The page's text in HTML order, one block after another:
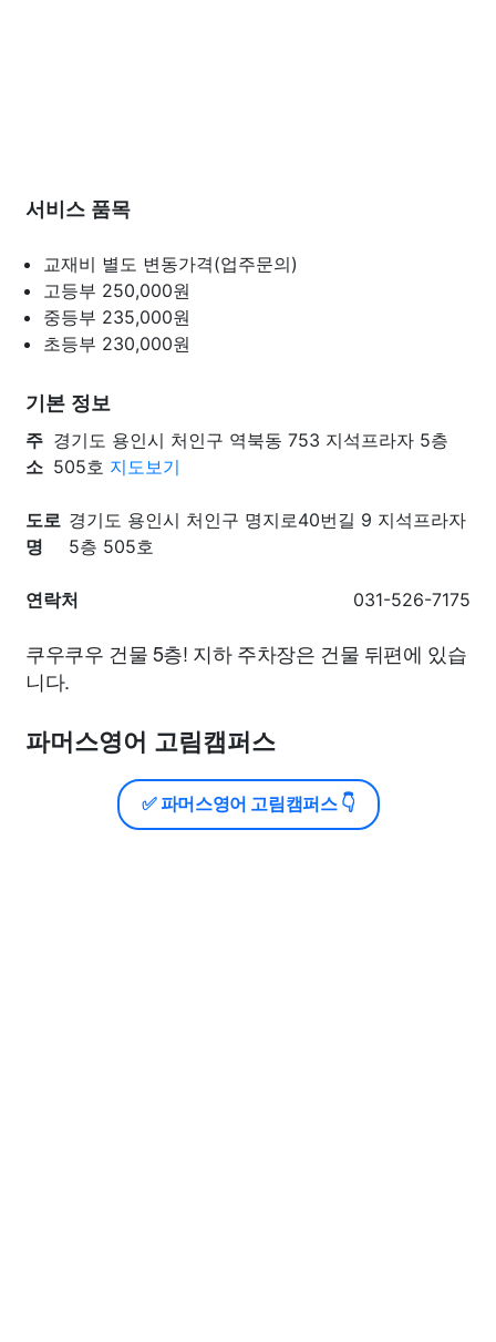
서비스 품목
교재비 별도 변동가격(업주문의)
고등부 250,000원
중등부 235,000원
초등부 230,000원
기본 정보
주
소
경기도 용인시 처인구 역북동 753 지석프라자 5층
505호 지도보기
도로
명
경기도 용인시 처인구 명지로40번길 9 지석프라자
5층 505호
연락처 031-526-7175
쿠우쿠우 건물 5층! 지하 주차장은 건물 뒤편에 있습
니다.
파머스영어 고림캠퍼스
✅ 파머스영어 고림캠퍼스 👇